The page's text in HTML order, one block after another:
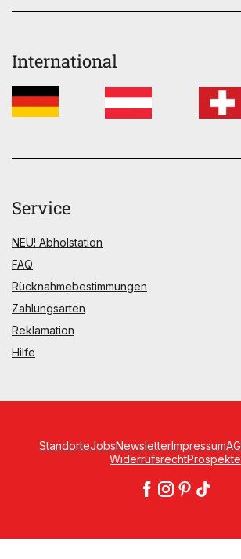
International
Service
NEU! Abholstation
FAQ
Rücknahmebestimmungen
Zahlungsarten
Reklamation
Hilfe
StandorteJobsNewsletterImpressum
WiderrufsrechtProspekte